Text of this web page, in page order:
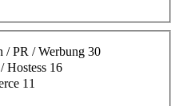
/ PR / Werbung 30
Hostess 16
11